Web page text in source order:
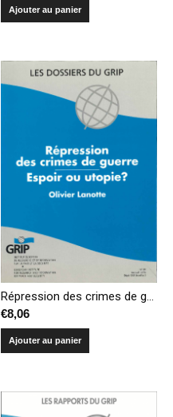
Ajouter au panier
Répression des crimes de guerre – Espoir ou utopie ?
€8,06
Ajouter au panier